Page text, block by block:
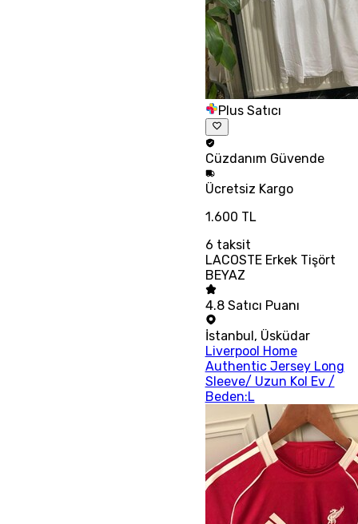
Plus Satıcı
Cüzdanım Güvende
Ücretsiz Kargo
1.600 TL
6 taksit
LACOSTE Erkek Tişört
BEYAZ
4.8 Satıcı Puanı
İstanbul, Üsküdar
Liverpool Home
Authentic Jersey Long
Sleeve/ Uzun Kol Ev /
Beden:L